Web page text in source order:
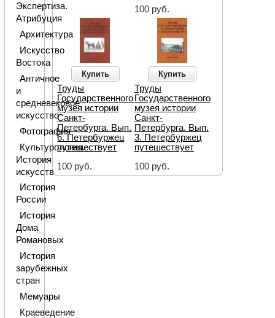
100 руб.
Купить
Труды
Государственного
музея истории
Санкт-
Петербурга. Вып.
6. Петербуржец
путешествует
100 руб.
Купить
Труды
Государственного
музея истории
Санкт-
Петербурга. Вып.
3. Петербуржец
путешествует
100 руб.
Экспертиза.
Атрибуция
Архитектура
Искусство
Востока
Античное
и
средневековое
искусство
Фотография
Культурология.
История
искусств
История
России
История
Дома
Романовых
История
зарубежных
стран
Мемуары
Краеведение